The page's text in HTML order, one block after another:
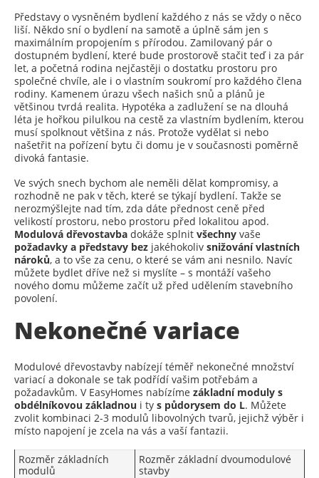
Představy o vysněném bydlení každého z nás se vždy o něco
liší. Někdo sní o bydlení na samotě a úplně sám jen s
maximálním propojením s přírodou. Zamilovaný pár o
dostupném bydlení, které bude prostorově stačit teď i za pár
let, a početná rodina nejčastěji o dostatku prostoru pro
společné chvíle, ale i o vlastním soukromí pro každého člena
rodiny. Kamenem úrazu všech našich snů a plánů je
většinou tvrdá realita. Hypotéka a zadlužení se na dlouhá
léta je hořkou pilulkou na cestě za vlastním bydlením, kterou
musí spolknout většina z nás. Protože vydělat si nebo
našetřit na pořízení bytu či domu je v současnosti poměrně
divoká fantasie.
Ve svých snech bychom ale neměli dělat kompromisy, a
rozhodně ne pak v těch, které se týkají bydlení. Takže se
nerozmýšlejte nad tím, zda dáte přednost ceně před
velikostí prostoru, nebo prostoru před lokalitou apod.
Modulová dřevostavba dokáže splnit všechny vaše
požadavky a představy bez jakéhokoliv snižování vlastních
nároků, a to vše za cenu, o které se vám ani nesnilo. Navíc
můžete bydlet dříve než si myslíte – s montáží vašeho
nového domu můžeme začít už před udělením stavebního
povolení.
Nekonečné variace
Modulové dřevostavby nabízejí téměř nekonečné množství
variací a dokonale se tak podřídí vašim potřebám a
požadavkům. V EasyHomes nabízíme základní moduly s
obdélníkovou základnou i ty s půdorysem do L. Můžete
zvolit kombinaci 2-3 modulů libovolných tvarů, jejichž výběr i
místo napojení je zcela na vás a vaší fantazii.
Rozměr základních
modulů
Rozměr základní dvoumodulové
stavby